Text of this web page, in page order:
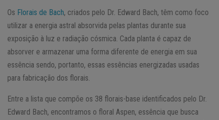
Os Florais de Bach, criados pelo Dr. Edward Bach, têm como foco
utilizar a energia astral absorvida pelas plantas durante sua
exposição à luz e radiação cósmica. Cada planta é capaz de
absorver e armazenar uma forma diferente de energia em sua
essência sendo, portanto, essas essências energizadas usadas
para fabricação dos florais.
Entre a lista que compõe os 38 florais-base identificados pelo Dr.
Edward Bach, encontramos o floral Aspen, essência que busca